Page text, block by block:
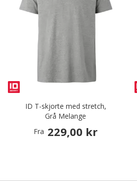
ID T-skjorte med stretch,
Grå Melange
Fra 229,00 kr